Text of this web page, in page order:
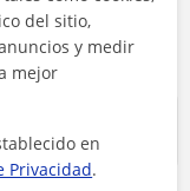
del sitio,
y medir
mejor
en
Privacidad.